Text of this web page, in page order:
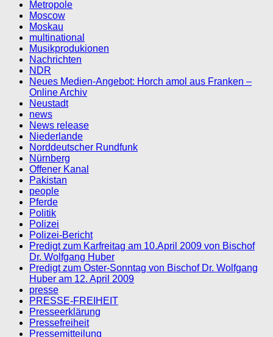
Metropole
Moscow
Moskau
multinational
Musikprodukionen
Nachrichten
NDR
Neues Medien-Angebot: Horch amol aus Franken –
Online Archiv
Neustadt
news
News release
Niederlande
Norddeutscher Rundfunk
Nürnberg
Offener Kanal
Pakistan
people
Pferde
Politik
Polizei
Polizei-Bericht
Predigt zum Karfreitag am 10.April 2009 von Bischof
Dr. Wolfgang Huber
Predigt zum Oster-Sonntag von Bischof Dr. Wolfgang
Huber am 12. April 2009
presse
PRESSE-FREIHEIT
Presseerklärung
Pressefreiheit
Pressemitteilung